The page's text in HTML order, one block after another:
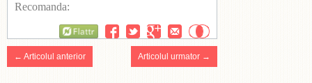
Recomanda:
← Articolul anterior Articolul urmator →